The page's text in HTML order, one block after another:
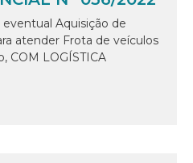
Aquisição de
atender Frota de veículos
COM LOGÍSTICA